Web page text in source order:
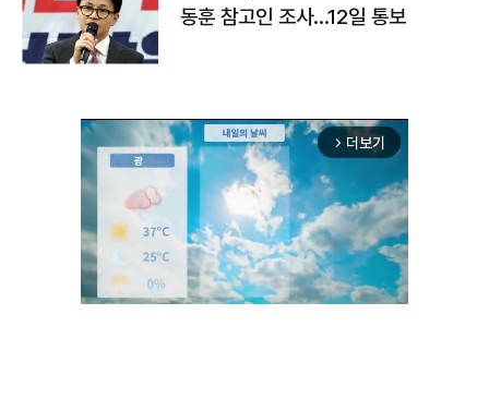
동훈 참고인 조사...12일 통보
arrow_forward_ios 더보기